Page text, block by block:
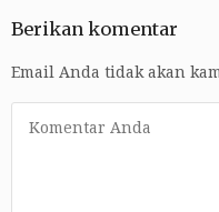
Berikan komentar
Email Anda tidak akan